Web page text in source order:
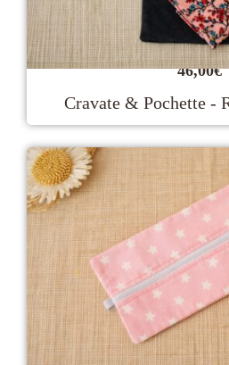
46,00€
Cravate & Pochette -